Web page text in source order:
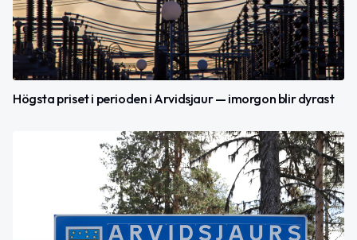
Högsta priset i perioden i Arvidsjaur — imorgon blir dyrast